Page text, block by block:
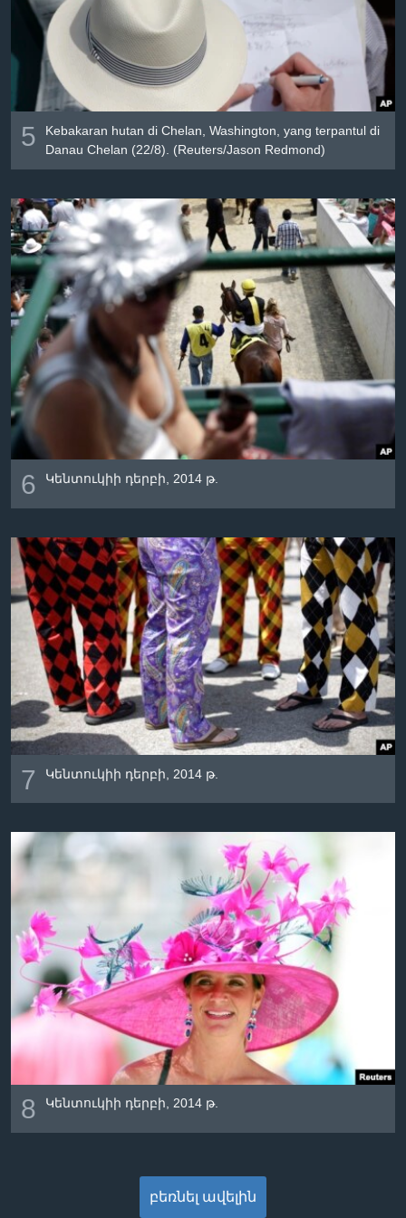
Լեզուներ
5
Kebakaran hutan di Chelan, Washington, yang terpantul di
Danau Chelan (22/8). ​(Reuters/Jason Redmond)
6 Կենտուկիի դերբի, 2014 թ.
7 Կենտուկիի դերբի, 2014 թ.
8 Կենտուկիի դերբի, 2014 թ.
բեռնել ավելին